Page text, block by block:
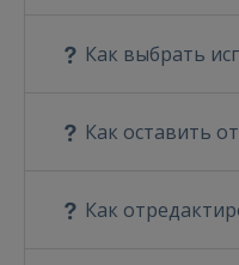
Как выбрать
Как оставить
Как